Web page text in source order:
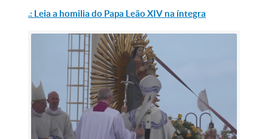
.: Leia a homilia do Papa Leão XIV na íntegra